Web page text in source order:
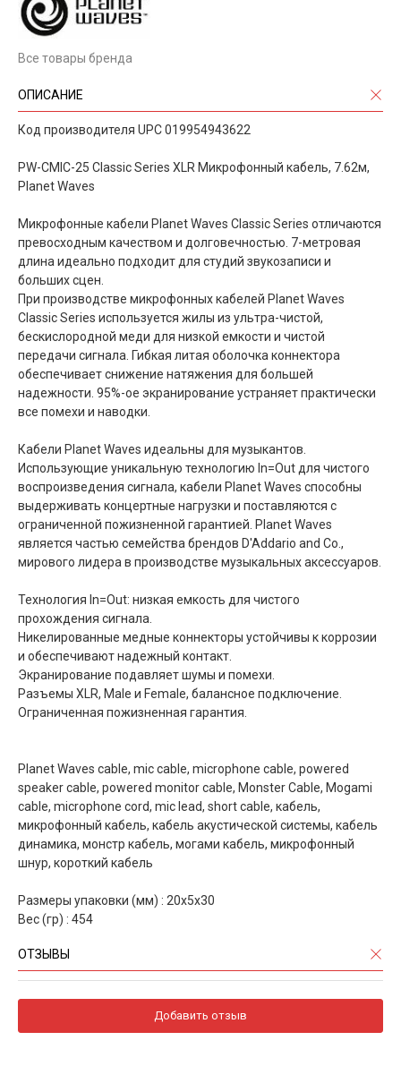
Все товары бренда
ОПИСАНИЕ
Код производителя UPC 019954943622
PW-CMIC-25 Classic Series XLR Микрофонный кабель, 7.62м,
Planet Waves
Микрофонные кабели Planet Waves Classic Series отличаются
превосходным качеством и долговечностью. 7-метровая
длина идеально подходит для студий звукозаписи и
больших сцен.
При производстве микрофонных кабелей Planet Waves
Classic Series используется жилы из ультра-чистой,
бескислородной меди для низкой емкости и чистой
передачи сигнала. Гибкая литая оболочка коннектора
обеспечивает снижение натяжения для большей
надежности. 95%-ое экранирование устраняет практически
все помехи и наводки.
Кабели Planet Waves идеальны для музыкантов.
Использующие уникальную технологию In=Out для чистого
воспроизведения сигнала, кабели Planet Waves способны
выдерживать концертные нагрузки и поставляются с
ограниченной пожизненной гарантией. Planet Waves
является частью семейства брендов D'Addario and Co.,
мирового лидера в производстве музыкальных аксессуаров.
Технология In=Out: низкая емкость для чистого
прохождения сигнала.
Никелированные медные коннекторы устойчивы к коррозии
и обеспечивают надежный контакт.
Экранирование подавляет шумы и помехи.
Разъемы XLR, Male и Female, балансное подключение.
Ограниченная пожизненная гарантия.
Planet Waves cable, mic cable, microphone cable, powered
speaker cable, powered monitor cable, Monster Cable, Mogami
cable, microphone cord, mic lead, short cable, кабель,
микрофонный кабель, кабель акустической системы, кабель
динамика, монстр кабель, могами кабель, микрофонный
шнур, короткий кабель
Размеры упаковки (мм) : 20х5х30
Вес (гр) : 454
ОТЗЫВЫ
Добавить отзыв